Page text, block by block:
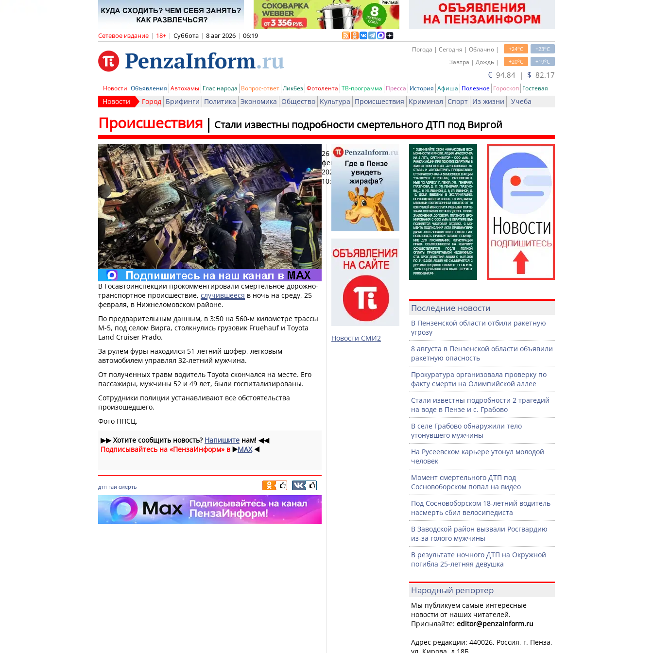
Сетевое издание | 18+ | Суббота | 8 авг 2026 | 06:19
+23oC
+24oC
Погода | Сегодня | Облачно |
+19oC
+20oC
Завтра | Дождь |
€ 94.84 | $ 82.17
Новости Объявления Автохамы Глас народа Вопрос-ответ Ликбез Фотолента ТВ-программа Пресса История Афиша Полезное Гороскоп Гостевая
Новости Город Брифинги Политика Экономика Общество Культура Происшествия Криминал Спорт Из жизни Учеба
Стали известны подробности смертельного ДТП под Виргой
Происшествия
26
февраля
2026,
10:02
Печать
В Госавтоинспекции прокомментировали смертельное дорожно-
транспортное происшествие, случившееся в ночь на среду, 25
февраля, в Нижнеломовском районе.
По предварительным данным, в 3:50 на 560-м километре трассы
М-5, под селом Вирга, столкнулись грузовик Fruehauf и Toyota
Land Cruiser Prado.
За рулем фуры находился 51-летний шофер, легковым
автомобилем управлял 32-летний мужчина.
От полученных травм водитель Toyota скончался на месте. Его
пассажиры, мужчины 52 и 49 лет, были госпитализированы.
Сотрудники полиции устанавливают все обстоятельства
произошедшего.
Фото ППСЦ.
▶▶Хотите сообщить новость? Напишите нам! ◀◀
Подписывайтесь на «ПензаИнформ» в ▶️MAX ◀️
дтп гаи смерть
Новости СМИ2
Последние новости
В Пензенской области отбили ракетную
угрозу
8 августа в Пензенской области объявили
ракетную опасность
Прокуратура организовала проверку по
факту смерти на Олимпийской аллее
Стали известны подробности 2 трагедий
на воде в Пензе и с. Грабово
В селе Грабово обнаружили тело
утонувшего мужчины
На Русеевском карьере утонул молодой
человек
Момент смертельного ДТП под
Сосновоборском попал на видео
Под Сосновоборском 18-летний водитель
насмерть сбил велосипедиста
В Заводской район вызвали Росгвардию
из-за голого мужчины
В результате ночного ДТП на Окружной
погибла 25-летняя девушка
Народный репортер
Мы публикуем самые интересные
новости от наших читателей.
Присылайте: editor@penzainform.ru
Адрес редакции: 440026, Россия, г. Пенза,